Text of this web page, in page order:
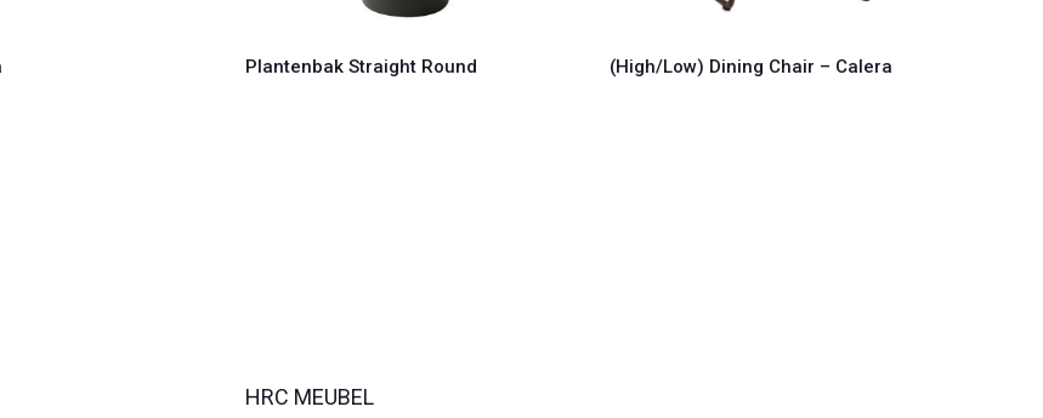
Plantenbak Straight Round (High/Low) Dining Chair – Calera
HRC MEUBEL